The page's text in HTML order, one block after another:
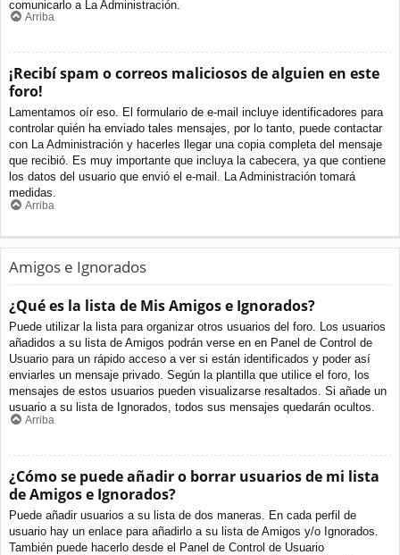
comunicarlo a La Administración.
Arriba
¡Recibí spam o correos maliciosos de alguien en este
foro!
Lamentamos oír eso. El formulario de e-mail incluye identificadores para
controlar quién ha enviado tales mensajes, por lo tanto, puede contactar
con La Administración y hacerles llegar una copia completa del mensaje
que recibió. Es muy importante que incluya la cabecera, ya que contiene
los datos del usuario que envió el e-mail. La Administración tomará
medidas.
Arriba
Amigos e Ignorados
¿Qué es la lista de Mis Amigos e Ignorados?
Puede utilizar la lista para organizar otros usuarios del foro. Los usuarios
añadidos a su lista de Amigos podrán verse en en Panel de Control de
Usuario para un rápido acceso a ver si están identificados y poder así
enviarles un mensaje privado. Según la plantilla que utilice el foro, los
mensajes de estos usuarios pueden visualizarse resaltados. Si añade un
usuario a su lista de Ignorados, todos sus mensajes quedarán ocultos.
Arriba
¿Cómo se puede añadir o borrar usuarios de mi lista
de Amigos e Ignorados?
Puede añadir usuarios a su lista de dos maneras. En cada perfil de
usuario hay un enlace para añadirlo a su lista de Amigos y/o Ignorados.
También puede hacerlo desde el Panel de Control de Usuario